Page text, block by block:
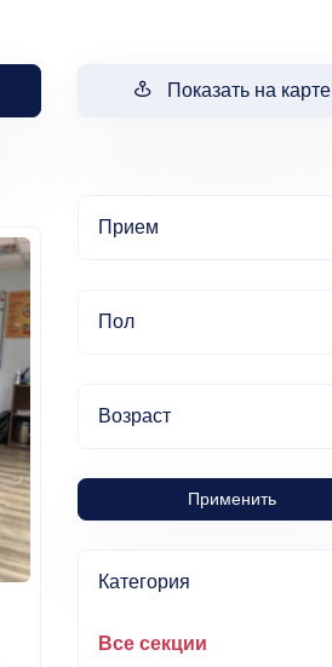
Показать на карте
Прием
Пол
Возраст
Применить
Категория
Все секции